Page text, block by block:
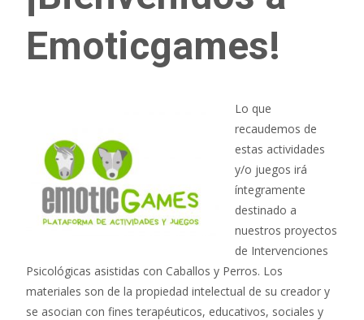
Emoticgames!
Lo que
recaudemos de
estas actividades
y/o juegos irá
íntegramente
destinado a
nuestros proyectos
de Intervenciones
Psicológicas asistidas con Caballos y Perros. Los
materiales son de la propiedad intelectual de su creador y
se asocian con fines terapéuticos, educativos, sociales y